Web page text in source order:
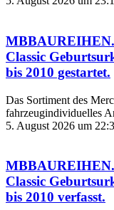
Classic
bis 2010 gestartet.
Das Sortiment des
fahrzeugindividuelles
5. August 2026 um
Classic
bis 2010 verfasst.